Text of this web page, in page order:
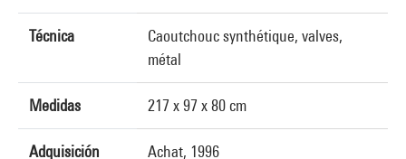
Técnica
Caoutchouc synthétique, valves,
métal
Medidas 217 x 97 x 80 cm
Adquisición Achat, 1996